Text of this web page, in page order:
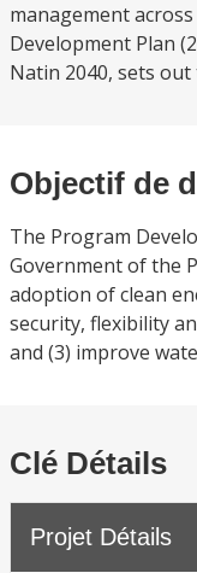
management
Development Plan
Natin 2040, sets out
Objectif de
The Program
Government of the
adoption of clean
security, flexibility
and (3) improve
Clé Détails
Projet Détails